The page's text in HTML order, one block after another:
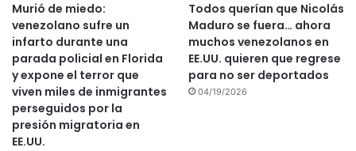
Murió de miedo:
venezolano sufre un
infarto durante una
parada policial en Florida
y expone el terror que
viven miles de inmigrantes
perseguidos por la
presión migratoria en
EE.UU.
Todos querían que Nicolás
Maduro se fuera… ahora
muchos venezolanos en
EE.UU. quieren que regrese
para no ser deportados
04/19/2026